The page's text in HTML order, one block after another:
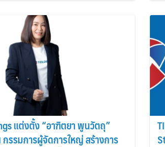
แต่งตั้ง “อาฑิตยา พูนวัตถุ”
รรมการผู้จัดการใหญ่ สร้างการ